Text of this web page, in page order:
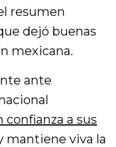
resumen
dejó buenas
mexicana.
ante
confianza a sus
mantiene viva la